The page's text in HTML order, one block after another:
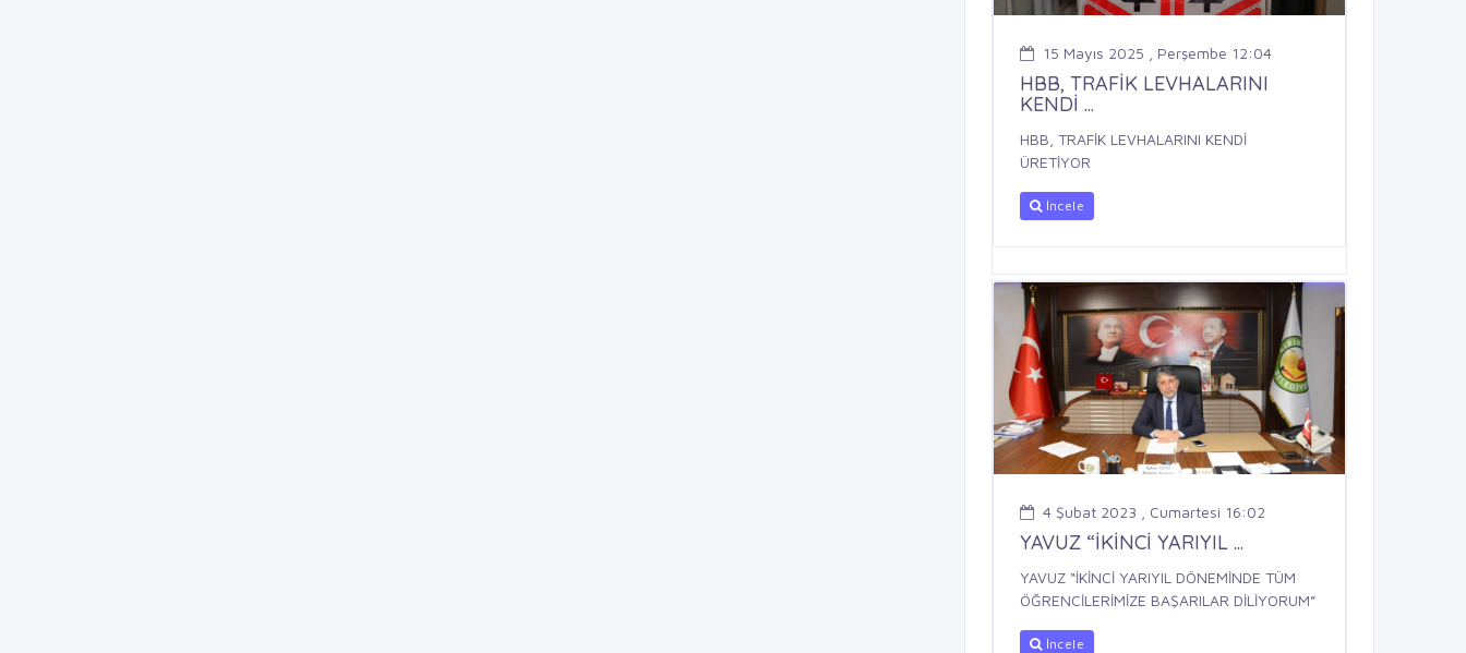
15 Mayıs 2025 , Perşembe 12:04
HBB, TRAFİK LEVHALARINI
KENDİ ...
HBB, TRAFİK LEVHALARINI KENDİ
ÜRETİYOR
İncele
4 Şubat 2023 , Cumartesi 16:02
YAVUZ “İKİNCİ YARIYIL ...
YAVUZ “İKİNCİ YARIYIL DÖNEMİNDE TÜM
ÖĞRENCİLERİMİZE BAŞARILAR DİLİYORUM”
İncele